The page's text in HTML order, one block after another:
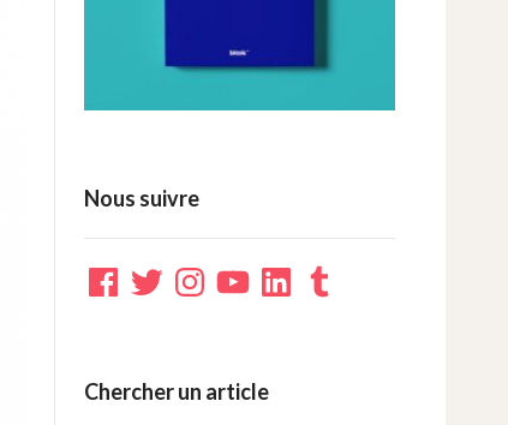
Nous suivre
Facebook
TwitterInstagramYouTubeLinkedInTumblr
Chercher un article